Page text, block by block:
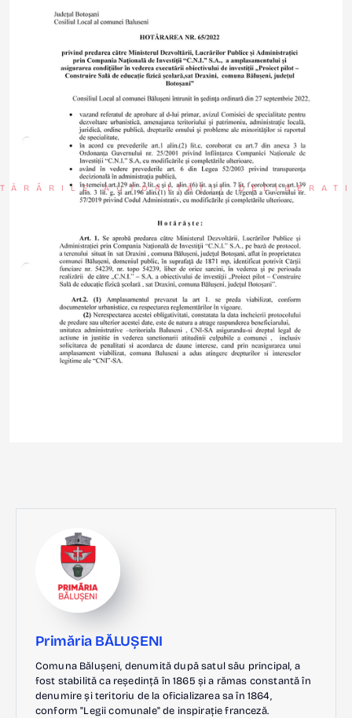
AUTORITĂȚII
Primăria BĂLUȘENI
Comuna Bălușeni, denumită după satul său principal, a
fost stabilită ca reședință în 1865 și a rămas constantă în
denumire și teritoriu de la oficializarea sa în 1864,
conform "Legii comunale" de inspirație franceză.